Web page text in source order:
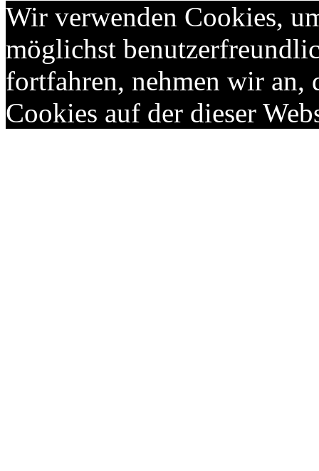
Wir verwenden Cookies,
möglichst
fortfahren, nehmen wir an,
Cookies auf der dieser